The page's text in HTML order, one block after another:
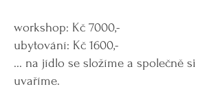
workshop: Kč 7000,-
ubytování: Kč 1600,-
... na jídlo se složíme a společně si
uvaříme.